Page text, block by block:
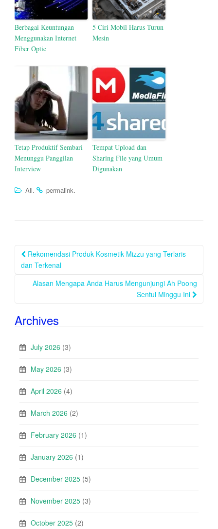
Berbagai Keuntungan
Menggunakan Internet
Fiber Optic
5 Ciri Mobil Harus Turun
Mesin
Tetap Produktif Sembari
Menunggu Panggilan
Interview
Tempat Upload dan
Sharing File yang Umum
Digunakan
All. permalink.
Post
navigation
Rekomendasi Produk Kosmetik Mizzu yang Terlaris
dan Terkenal
Alasan Mengapa Anda Harus Mengunjungi Ah Poong
Sentul Minggu Ini
Archives
July 2026 (3)
May 2026 (3)
April 2026 (4)
March 2026 (2)
February 2026 (1)
January 2026 (1)
December 2025 (5)
November 2025 (3)
October 2025 (2)